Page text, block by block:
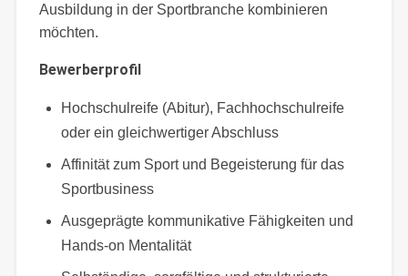
Ausbildung in der Sportbranche kombinieren
möchten.
Bewerberprofil
Hochschulreife (Abitur), Fachhochschulreife
oder ein gleichwertiger Abschluss
Affinität zum Sport und Begeisterung für das
Sportbusiness
Ausgeprägte kommunikative Fähigkeiten und
Hands-on Mentalität